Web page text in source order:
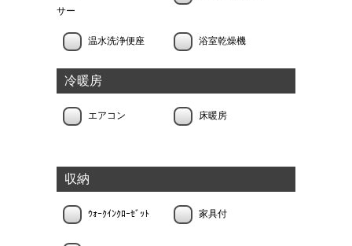
サー
温水洗浄便座 浴室乾燥機
冷暖房
エアコン 床暖房
収納
ｳｫｰｸｲﾝｸﾛｰｾﾞｯﾄ 家具付